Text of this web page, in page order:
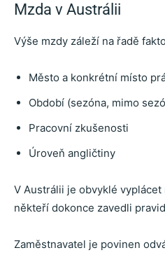
Mzda v Austrálii
Výše mzdy záleží na řadě
Město a konkrétní místo
Období (sezóna, mimo
Pracovní zkušenosti
Úroveň angličtiny
V Austrálii je obvyklé vyplácet
někteří dokonce zavedli
Zaměstnavatel je povinen